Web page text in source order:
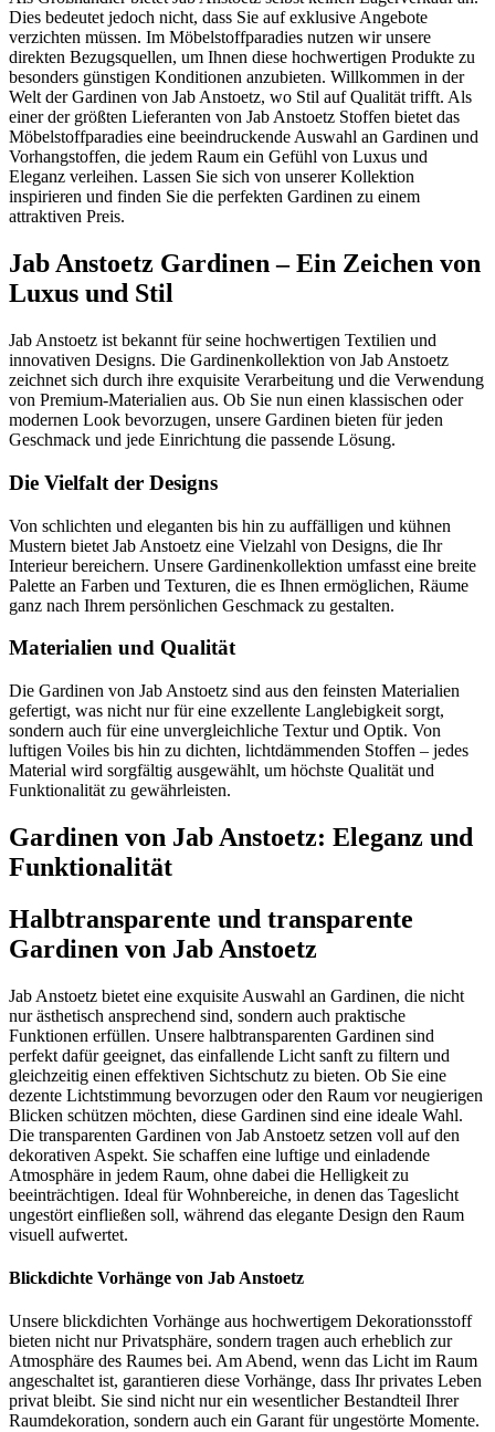
Dies bedeutet jedoch nicht, dass Sie auf exklusive Angebote
verzichten müssen. Im Möbelstoffparadies nutzen wir unsere
direkten Bezugsquellen, um Ihnen diese hochwertigen Produkte zu
besonders günstigen Konditionen anzubieten. Willkommen in der
Welt der Gardinen von Jab Anstoetz, wo Stil auf Qualität trifft. Als
einer der größten Lieferanten von Jab Anstoetz Stoffen bietet das
Möbelstoffparadies eine beeindruckende Auswahl an Gardinen und
Vorhangstoffen, die jedem Raum ein Gefühl von Luxus und
Eleganz verleihen. Lassen Sie sich von unserer Kollektion
inspirieren und finden Sie die perfekten Gardinen zu einem
attraktiven Preis.
Jab Anstoetz Gardinen – Ein Zeichen von
Luxus und Stil
Jab Anstoetz ist bekannt für seine hochwertigen Textilien und
innovativen Designs. Die Gardinenkollektion von Jab Anstoetz
zeichnet sich durch ihre exquisite Verarbeitung und die Verwendung
von Premium-Materialien aus. Ob Sie nun einen klassischen oder
modernen Look bevorzugen, unsere Gardinen bieten für jeden
Geschmack und jede Einrichtung die passende Lösung.
Die Vielfalt der Designs
Von schlichten und eleganten bis hin zu auffälligen und kühnen
Mustern bietet Jab Anstoetz eine Vielzahl von Designs, die Ihr
Interieur bereichern. Unsere Gardinenkollektion umfasst eine breite
Palette an Farben und Texturen, die es Ihnen ermöglichen, Räume
ganz nach Ihrem persönlichen Geschmack zu gestalten.
Materialien und Qualität
Die Gardinen von Jab Anstoetz sind aus den feinsten Materialien
gefertigt, was nicht nur für eine exzellente Langlebigkeit sorgt,
sondern auch für eine unvergleichliche Textur und Optik. Von
luftigen Voiles bis hin zu dichten, lichtdämmenden Stoffen – jedes
Material wird sorgfältig ausgewählt, um höchste Qualität und
Funktionalität zu gewährleisten.
Gardinen von Jab Anstoetz: Eleganz und
Funktionalität
Halbtransparente und transparente
Gardinen von Jab Anstoetz
Jab Anstoetz bietet eine exquisite Auswahl an Gardinen, die nicht
nur ästhetisch ansprechend sind, sondern auch praktische
Funktionen erfüllen. Unsere halbtransparenten Gardinen sind
perfekt dafür geeignet, das einfallende Licht sanft zu filtern und
gleichzeitig einen effektiven Sichtschutz zu bieten. Ob Sie eine
dezente Lichtstimmung bevorzugen oder den Raum vor neugierigen
Blicken schützen möchten, diese Gardinen sind eine ideale Wahl.
Die transparenten Gardinen von Jab Anstoetz setzen voll auf den
dekorativen Aspekt. Sie schaffen eine luftige und einladende
Atmosphäre in jedem Raum, ohne dabei die Helligkeit zu
beeinträchtigen. Ideal für Wohnbereiche, in denen das Tageslicht
ungestört einfließen soll, während das elegante Design den Raum
visuell aufwertet.
Blickdichte Vorhänge von Jab Anstoetz
Unsere blickdichten Vorhänge aus hochwertigem Dekorationsstoff
bieten nicht nur Privatsphäre, sondern tragen auch erheblich zur
Atmosphäre des Raumes bei. Am Abend, wenn das Licht im Raum
angeschaltet ist, garantieren diese Vorhänge, dass Ihr privates Leben
privat bleibt. Sie sind nicht nur ein wesentlicher Bestandteil Ihrer
Raumdekoration, sondern auch ein Garant für ungestörte Momente.